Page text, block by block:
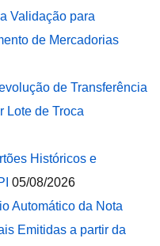
Validação para
de Mercadorias
de Transferência
Lote de Troca
Históricos e
05/08/2026
Automático da Nota
Emitidas a partir da